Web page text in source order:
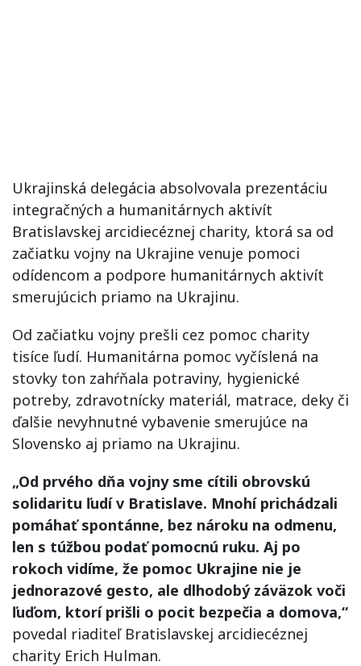
Ukrajinská delegácia absolvovala prezentáciu
integračných a humanitárnych aktivít
Bratislavskej arcidiecéznej charity, ktorá sa od
začiatku vojny na Ukrajine venuje pomoci
odídencom a podpore humanitárnych aktivít
smerujúcich priamo na Ukrajinu.
Od začiatku vojny prešli cez pomoc charity
tisíce ľudí. Humanitárna pomoc vyčíslená na
stovky ton zahŕňala potraviny, hygienické
potreby, zdravotnícky materiál, matrace, deky či
ďalšie nevyhnutné vybavenie smerujúce na
Slovensko aj priamo na Ukrajinu.
„Od prvého dňa vojny sme cítili obrovskú
solidaritu ľudí v Bratislave. Mnohí prichádzali
pomáhať spontánne, bez nároku na odmenu,
len s túžbou podať pomocnú ruku. Aj po
rokoch vidíme, že pomoc Ukrajine nie je
jednorazové gesto, ale dlhodobý záväzok voči
ľuďom, ktorí prišli o pocit bezpečia a domova,“
povedal riaditeľ Bratislavskej arcidiecéznej
charity Erich Hulman.